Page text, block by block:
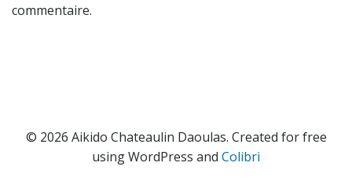
commentaire.
© 2026 Aikido Chateaulin Daoulas. Created for free
using WordPress and Colibri